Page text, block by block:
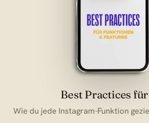
Best Practices
Wie du jede Instagram-Funktion